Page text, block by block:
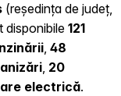
(reședința de județ,
disponibile 121
, 48
, 20
electrică.